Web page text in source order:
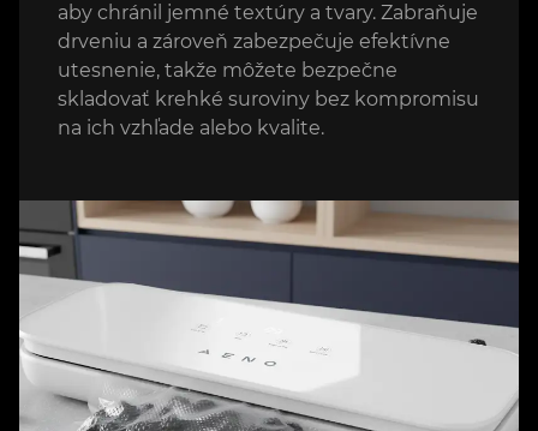
aby chránil jemné textúry a tvary. Zabraňuje
drveniu a zároveň zabezpečuje efektívne
utesnenie, takže môžete bezpečne
skladovať krehké suroviny bez kompromisu
na ich vzhľade alebo kvalite.